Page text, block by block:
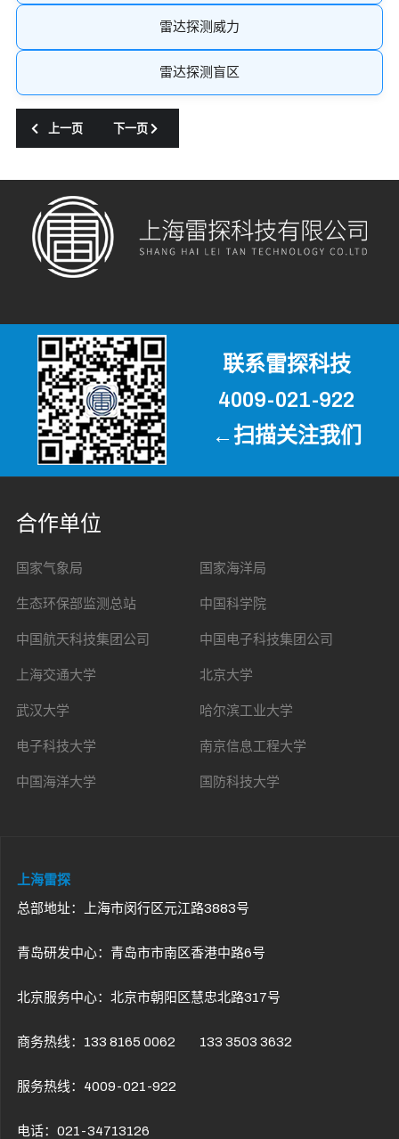
雷达探测威力
雷达探测盲区
上一篇文章: TK001YS型智能面雨量监测仪
上一页 下一篇文章: TK001VS型水汽探测系统
下一页
联系雷探科技
4009-021-922
←扫描关注我们
合作单位
国家气象局 国家海洋局
生态环保部监测总站 中国科学院
中国航天科技集团公司 中国电子科技集团公司
上海交通大学 北京大学
武汉大学 哈尔滨工业大学
电子科技大学 南京信息工程大学
中国海洋大学 国防科技大学
上海雷探
总部地址：上海市闵行区元江路3883号
青岛研发中心：青岛市市南区香港中路6号
北京服务中心：北京市朝阳区慧忠北路317号
商务热线：133 8165 0062 133 3503 3632
服务热线：4009-021-922
电话：021-34713126